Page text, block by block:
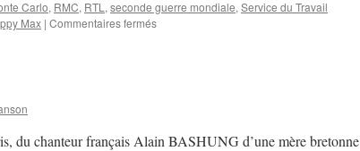
Carlo, RMC, RTL , seconde guerre mondiale, Service du Travail
Max | Commentaires ferméssur
du chanteur français Alain BASHUNG d’une mère bretonne